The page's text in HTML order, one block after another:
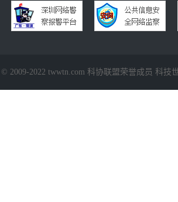
© 2009-2022 twwtn.com 科协联盟荣誉成员 科